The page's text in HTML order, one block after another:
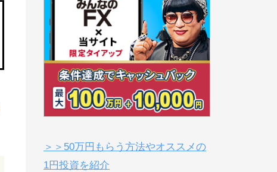
＞＞50万円もらう方法やオススメの
1円投資を紹介